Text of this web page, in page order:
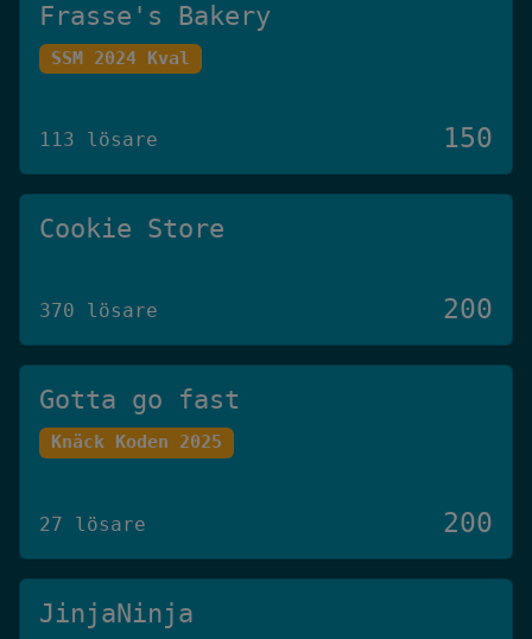
Frasse's Bakery
SSM 2024 Kval
113 lösare 150
Cookie Store
370 lösare 200
Gotta go fast
Knäck Koden 2025
27 lösare 200
JinjaNinja